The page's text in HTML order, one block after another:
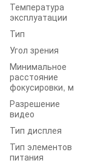
Температура
эксплуатации
Тип
Угол зрения
Минимальное
расстояние
фокусировки, м
Разрешение
видео
Тип дисплея
Тип элементов
питания